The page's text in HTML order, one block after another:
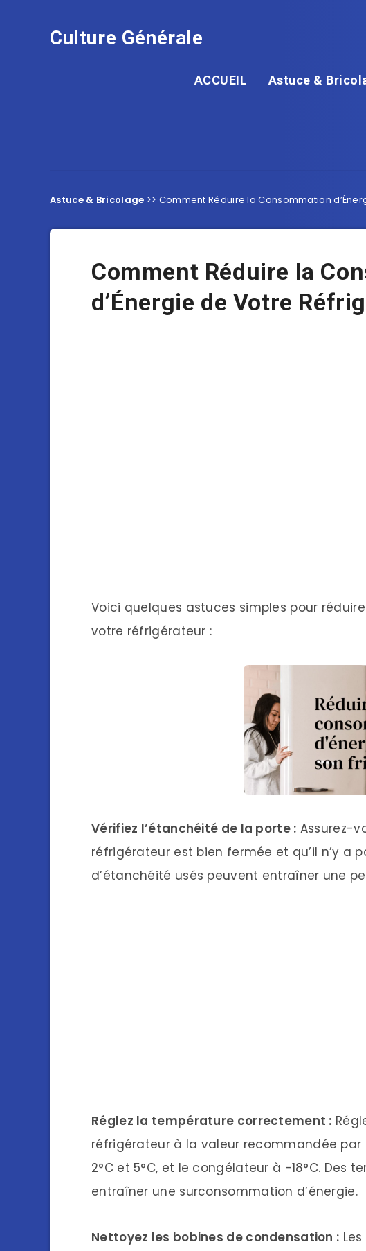
Culture Générale
ACCUEIL Astuce &
Astuce & Bricolage >> Comment Réduire la Consommation
Comment Réduire la
d’Énergie de Votre
Voici quelques astuces simples pour
votre réfrigérateur :
Vérifiez l’étanchéité de la porte : Assurez-
réfrigérateur est bien fermée et qu’il n’y a
d’étanchéité usés peuvent entraîner une
Réglez la température correctement :
réfrigérateur à la valeur recommandée
2°C et 5°C, et le congélateur à -18°C. Des
entraîner une surconsommation d’énergie.
Nettoyez les bobines de condensation :